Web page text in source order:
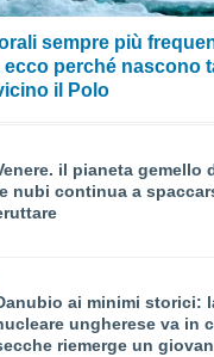
sempre più
ecco perché nascono
il Polo
il pianeta gemello
nubi continua a
ai minimi storici:
ungherese va in
riemerge un